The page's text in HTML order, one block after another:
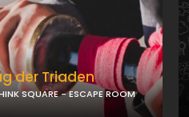
der Triaden
SQUARE - ESCAPE ROOM